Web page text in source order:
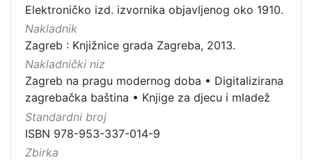
Elektroničko izd. izvornika objavljenog oko 1910.
Nakladnik
Zagreb : Knjižnice grada Zagreba, 2013.
Nakladnički niz
Zagreb na pragu modernog doba • Digitalizirana
zagrebačka baština • Knjige za djecu i mladež
Standardni broj
ISBN 978-953-337-014-9
Zbirka